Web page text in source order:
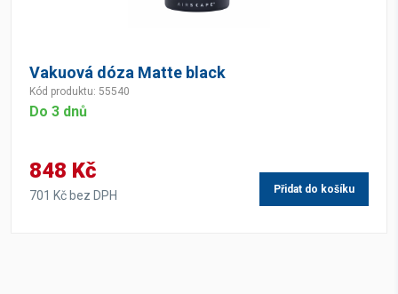
Vakuová dóza Matte black
Kód produktu: 55540
Do 3 dnů
848 Kč
701 Kč bez DPH Přidat do košíku